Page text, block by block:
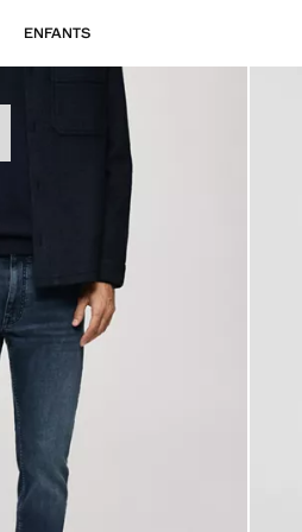
ENFANTS